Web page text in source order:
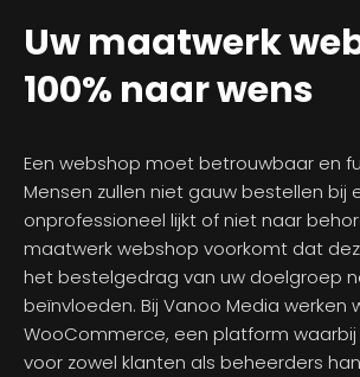
Uw maatwerk
100% naar wens
Een webshop moet betrouwbaar en
Mensen zullen niet gauw bestellen bij
onprofessioneel lijkt of niet naar
maatwerk webshop voorkomt dat
het bestelgedrag van uw doelgroep
beïnvloeden. Bij Vanoo Media werken
WooCommerce, een platform
voor zowel klanten als beheerders